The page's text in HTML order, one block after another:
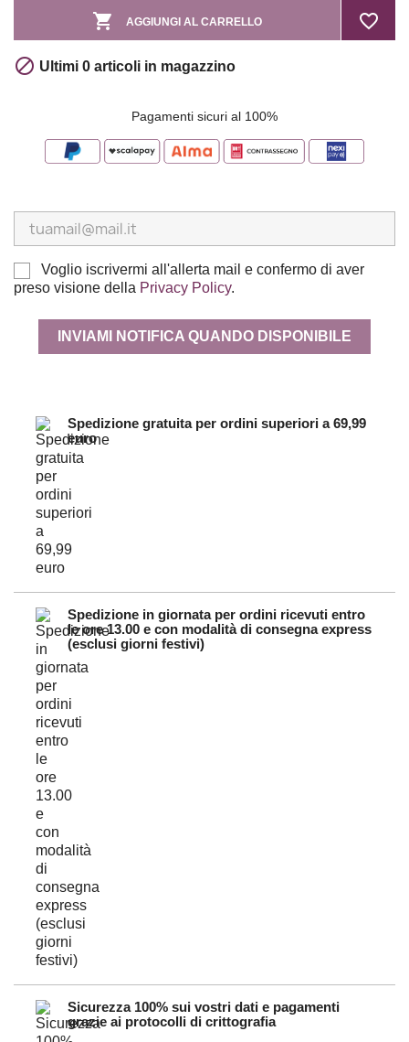
 AGGIUNGI AL CARRELLO favorite_border
 Ultimi 0 articoli in magazzino
Pagamenti sicuri al 100%
Voglio iscrivermi all'allerta mail e confermo di aver
preso visione della Privacy Policy.
INVIAMI NOTIFICA QUANDO DISPONIBILE
Spedizione gratuita per ordini superiori a 69,99
euro
Spedizione in giornata per ordini ricevuti entro
le ore 13.00 e con modalità di consegna express
(esclusi giorni festivi)
Sicurezza 100% sui vostri dati e pagamenti
grazie ai protocolli di crittografia